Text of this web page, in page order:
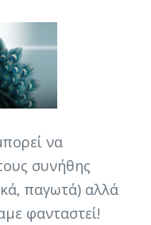
να
συνήθης
παγωτά) αλλά
φανταστεί!